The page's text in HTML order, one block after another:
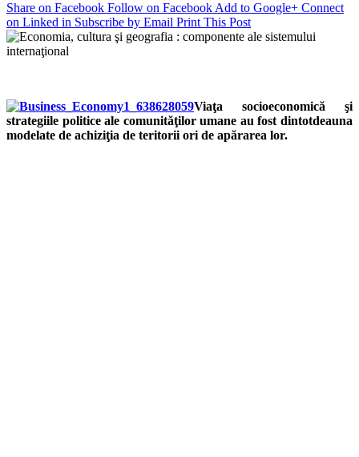
Share on Facebook Follow on Facebook Add to Google+ Connect
on Linked in Subscribe by Email Print This Post
Viaţa socioeconomică şi
strategiile politice ale comunităţilor umane au fost dintotdeauna
modelate de achiziţia de teritorii ori de apărarea lor.